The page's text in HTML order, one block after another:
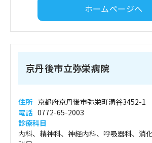
ホームページへ
京丹後市立弥栄病院
住所 京都府京丹後市弥栄町溝谷3452-1
電話 0772-65-2003
診療科目
内科、精神科、神経内科、呼吸器科、消